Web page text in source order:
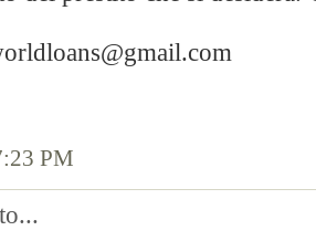
PM